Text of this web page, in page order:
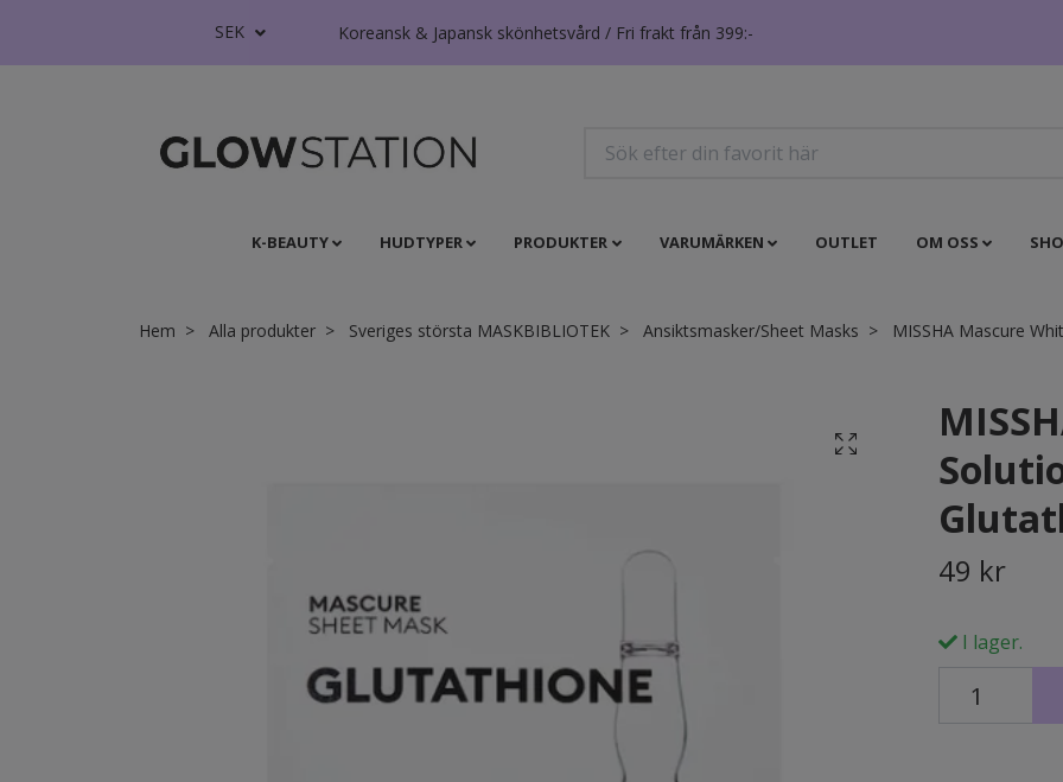
SEK Koreansk & Japansk skönhetsvård / Fri frakt från 399:-
K-BEAUTY HUDTYPER PRODUKTER VARUMÄRKEN OUTLET OM OSS
Hem Alla produkter Sveriges största MASKBIBLIOTEK Ansiktsmasker/Sheet Masks MISSHA Mascure
49 kr
I lager.